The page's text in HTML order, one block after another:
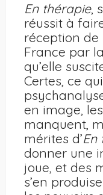
En thérapie,
réussit à
réception de
France par
qu’elle
Certes, ce
en image,
manquent,
mérites d’En
donner une
joue, et des
s’en